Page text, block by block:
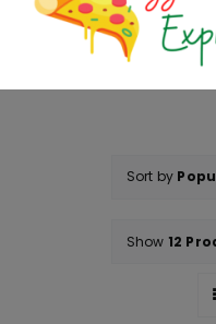
Sort by
Show 12